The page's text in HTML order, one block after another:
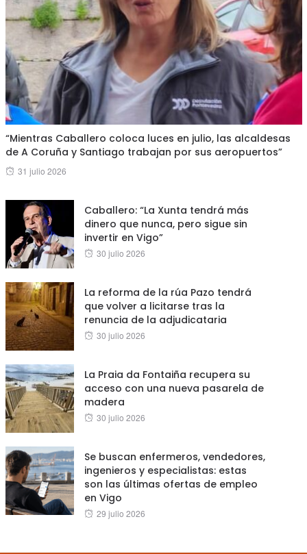
“Mientras Caballero coloca luces en julio, las alcaldesas
de A Coruña y Santiago trabajan por sus aeropuertos”
Posted
31 julio 2026
Caballero: “La Xunta tendrá más
dinero que nunca, pero sigue sin
invertir en Vigo”
Posted
30 julio 2026
La reforma de la rúa Pazo tendrá
que volver a licitarse tras la
renuncia de la adjudicataria
Posted
30 julio 2026
La Praia da Fontaiña recupera su
acceso con una nueva pasarela de
madera
Posted
30 julio 2026
Se buscan enfermeros, vendedores,
ingenieros y especialistas: estas
son las últimas ofertas de empleo
en Vigo
Posted
29 julio 2026